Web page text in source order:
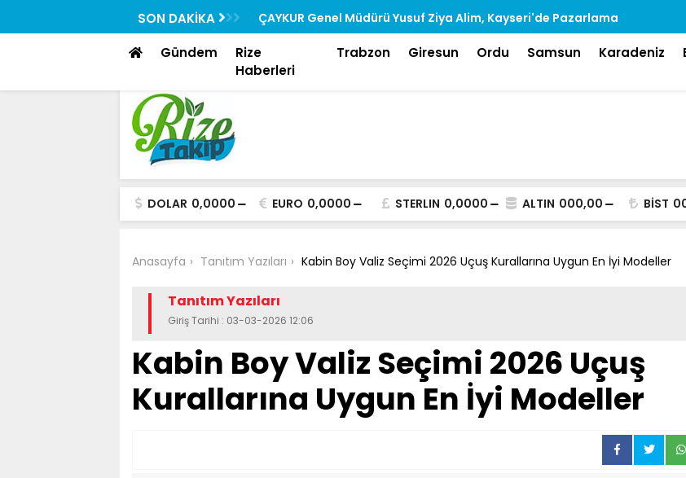
SON DAKİKA
“Rizedesin” Yayında
ÇAYKUR Genel Müdürü Yusuf Ziya Alim, Kayseri'de Pazarlama
Toplantısına Katıldı
Gündem
Rize
Haberleri
Trabzon Giresun Ordu Samsun Karadeniz
DOLAR 0,0000 EURO 0,0000 STERLIN 0,0000 ALTIN 000,00 BİST
Anasayfa Tanıtım Yazıları Kabin Boy Valiz Seçimi 2026 Uçuş Kurallarına Uygun En İyi Modeller
Tanıtım Yazıları
Giriş Tarihi : 03-03-2026 12:06
Kabin Boy Valiz Seçimi 2026 Uçuş
Kurallarına Uygun En İyi Modeller